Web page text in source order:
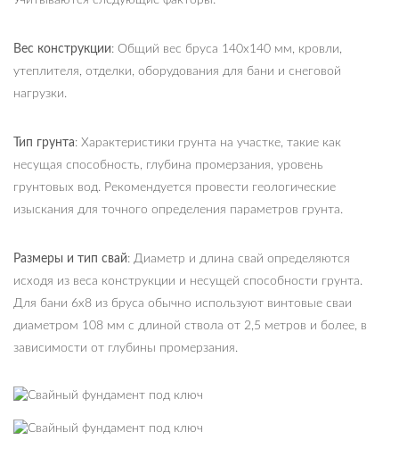
Вес конструкции: Общий вес бруса 140х140 мм, кровли,
утеплителя, отделки, оборудования для бани и снеговой
нагрузки.
Тип грунта: Характеристики грунта на участке, такие как
несущая способность, глубина промерзания, уровень
грунтовых вод. Рекомендуется провести геологические
изыскания для точного определения параметров грунта.
Размеры и тип свай: Диаметр и длина свай определяются
исходя из веса конструкции и несущей способности грунта.
Для бани 6х8 из бруса обычно используют винтовые сваи
диаметром 108 мм с длиной ствола от 2,5 метров и более, в
зависимости от глубины промерзания.